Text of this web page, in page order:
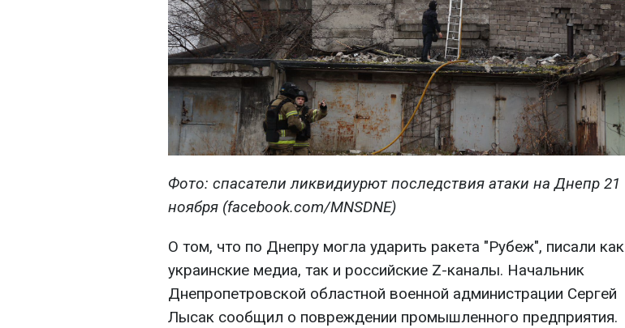
Фото: спасатели ликвидиурют последствия атаки на Днепр 21
ноября (facebook.com/MNSDNE)
О том, что по Днепру могла ударить ракета "Рубеж", писали как
украинские медиа, так и российские Z-каналы. Начальник
Днепропетровской областной военной администрации Сергей
Лысак сообщил о повреждении промышленного предприятия.